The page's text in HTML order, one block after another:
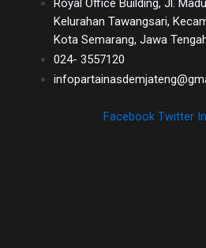
Royal Office Building, Jl.
Kelurahan Tawangsari,
Kota Semarang, Jawa
024- 3557120
Facebook Twitter